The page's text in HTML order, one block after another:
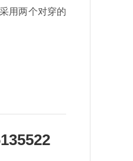
用两个对穿的